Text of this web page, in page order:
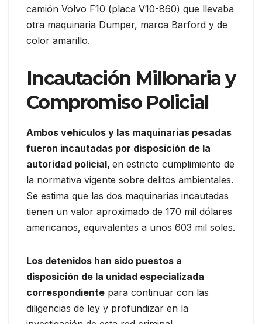
camión Volvo F10 (placa V10-860) que llevaba
otra maquinaria Dumper, marca Barford y de
color amarillo.
Incautación Millonaria y
Compromiso Policial
Ambos vehículos y las maquinarias pesadas
fueron incautadas por disposición de la
autoridad policial, en estricto cumplimiento de
la normativa vigente sobre delitos ambientales.
Se estima que las dos maquinarias incautadas
tienen un valor aproximado de 170 mil dólares
americanos, equivalentes a unos 603 mil soles.
Los detenidos han sido puestos a
disposición de la unidad especializada
correspondiente para continuar con las
diligencias de ley y profundizar en la